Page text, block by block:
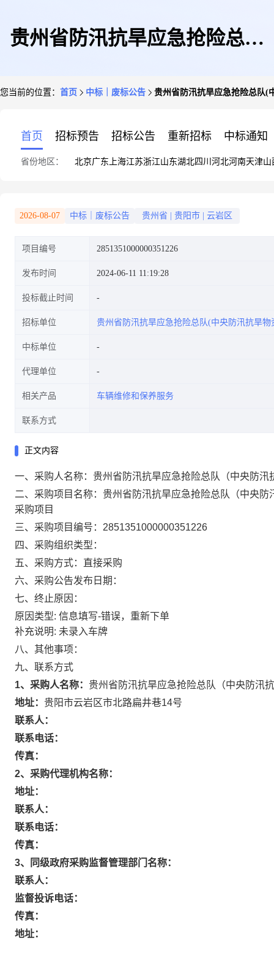
贵州省防汛抗旱应急抢险总队
购馆采购项目终止公告
您当前的位置： 首页 中标｜废标公告 贵州省防汛抗旱应急抢险总队(
首页 招标预告 招标公告 重新招标 中标通知
省份地区： 北京广东 上海江苏浙江山东湖北四川 河北河南天津山
2026-08-07 中标｜废标公告 贵州省 贵阳市 云岩区
项目编号 2851351000000351226
发布时间 2024-06-11 11:19:28
投标截止时间
招标单位 贵州省防汛抗旱应急抢险总队(中央防汛抗旱物
中标单位
代理单位
相关产品 车辆维修和保养服务
联系方式
正文内容
一、采购人名称： 贵州省防汛抗旱应急抢险总队（中央防汛
二、采购项目名称： 贵州省防汛抗旱应急抢险总队（中央
采购项目
三、采购项目编号： 2851351000000351226
四、采购组织类型：
五、采购方式： 直接采购
六、采购公告发布日期：
七、终止原因：
原因类型: 信息填写-错误，重新下单
补充说明: 未录入车牌
八、其他事项：
九、联系方式
1、采购人名称： 贵州省防汛抗旱应急抢险总队（中央防汛
地址： 贵阳市云岩区市北路扁井巷14号
联系人：
联系电话：
传真：
2、采购代理机构名称：
地址：
联系人：
联系电话：
传真：
3、同级政府采购监督管理部门名称：
联系人：
监督投诉电话：
传真：
地址：